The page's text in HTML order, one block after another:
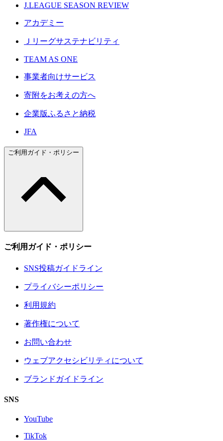
J.LEAGUE SEASON REVIEW
アカデミー
Ｊリーグサステナビリティ
TEAM AS ONE
事業者向けサービス
寄附をお考えの方へ
企業版ふるさと納税
JFA
ご利用ガイド・ポリシー
ご利用ガイド・ポリシー
SNS投稿ガイドライン
プライバシーポリシー
利用規約
著作権について
お問い合わせ
ウェブアクセシビリティについて
ブランドガイドライン
SNS
YouTube
TikTok